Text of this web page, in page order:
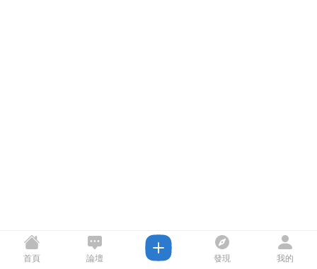
首頁 論壇 發現 我的